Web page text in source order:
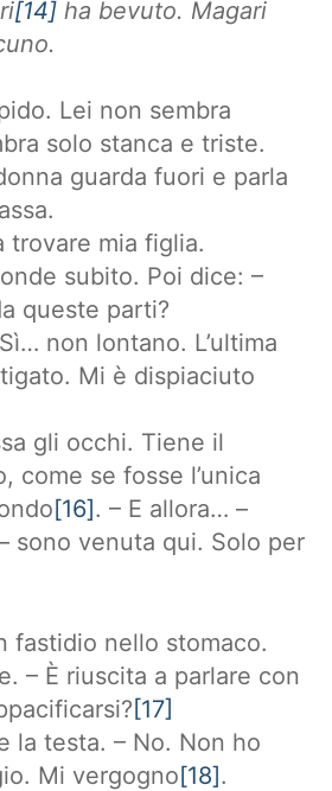
[14] ha bevuto. Magari
Lei non sembra
solo stanca e triste.
guarda fuori e parla
trovare mia figlia.
subito. Poi dice: –
queste parti?
non lontano. L’ultima
Mi è dispiaciuto
gli occhi. Tiene il
come se fosse l’unica
[16]. – E allora… –
sono venuta qui. Solo per
fastidio nello stomaco.
– È riuscita a parlare con
[17]
la testa. – No. Non ho
Mi vergogno[18].